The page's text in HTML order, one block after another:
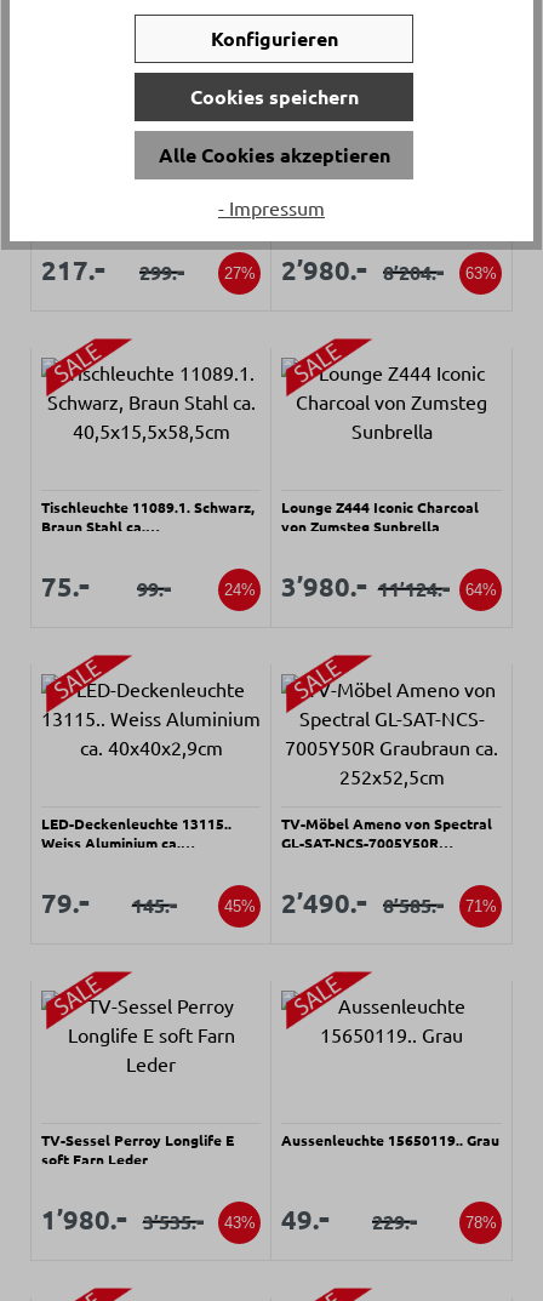
Verkaufspreis:
Verkaufspreis:
217.- Regulärer Preis:
299.- 27%
Martinique Blue ca. 260x200cm
Verkaufspreis:
Verkaufspreis:
2’980.- Regulärer Preis:
8’204.- 63%
Tischleuchte 11089.1. Schwarz,
Braun Stahl ca.
Verkaufspreis:
Verkaufspreis:
75.- Regulärer Preis:
99.- 24%
Lounge Z444 Iconic Charcoal
von Zumsteg Sunbrella
Verkaufspreis:
Verkaufspreis:
3’980.- Regulärer Preis:
11’124.- 64%
LED-Deckenleuchte 13115..
Weiss Aluminium ca.
Verkaufspreis:
Verkaufspreis:
79.- Regulärer Preis:
145.- 45%
TV-Möbel Ameno von Spectral
GL-SAT-NCS-7005Y50R
Verkaufspreis:
Verkaufspreis:
2’490.- Regulärer Preis:
8’585.- 71%
TV-Sessel Perroy Longlife E
soft Farn Leder
Verkaufspreis:
Verkaufspreis:
1’980.- Regulärer Preis:
3’535.- 43%
Aussenleuchte 15650119.. Grau
Verkaufspreis:
Verkaufspreis:
49.- Regulärer Preis:
229.- 78%
Konfigurieren
Cookies speichern
Alle Cookies akzeptieren
- Impressum